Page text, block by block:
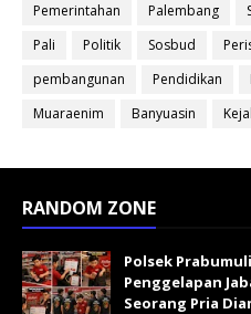
Pemerintahan
Palembang
Pali
Politik Sosbud
pembangunan
Pendidikan
Muaraenim
Banyuasin
RANDOM ZONE
Polsek
Penggelapan
Seorang Pria